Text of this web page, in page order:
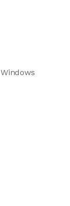
Windows